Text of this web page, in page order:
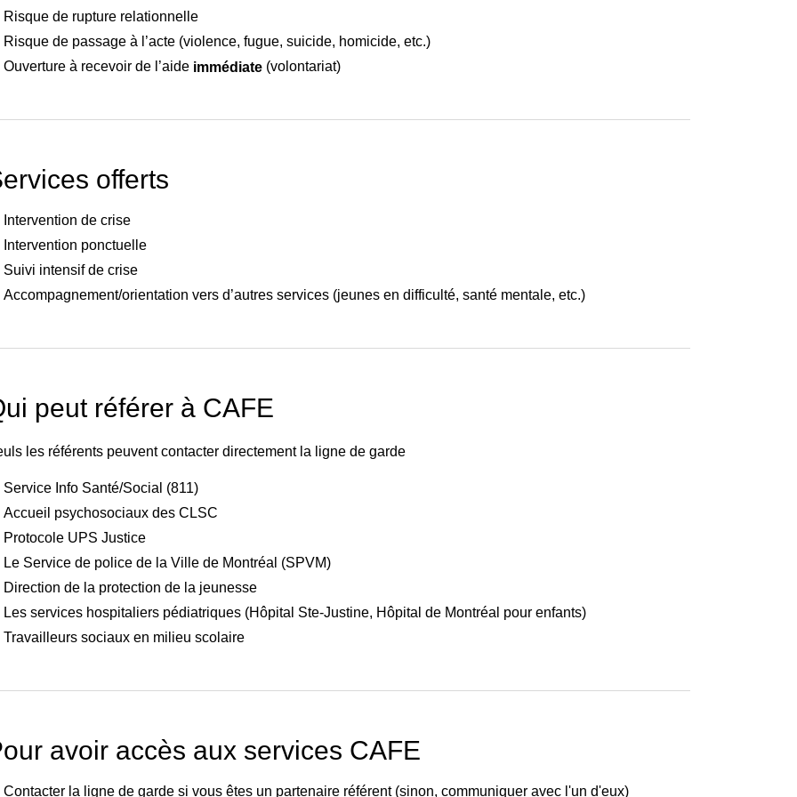
Risque de rupture relationnelle
Risque de passage à l’acte (violence, fugue, suicide, homicide, etc.)
Ouverture à recevoir de l’aide immédiate (volontariat)
offerts
Intervention de crise
Intervention ponctuelle
Suivi intensif de crise
Accompagnement/orientation vers d’autres services (jeunes en difficulté, santé mentale, etc.)
peut référer à CAFE
les référents peuvent contacter directement la ligne de garde
Service Info Santé/Social (811)
Accueil psychosociaux des CLSC
Protocole UPS Justice
Le Service de police de la Ville de Montréal (SPVM)
Direction de la protection de la jeunesse
Les services hospitaliers pédiatriques (Hôpital Ste-Justine, Hôpital de Montréal pour enfants)
Travailleurs sociaux en milieu scolaire
avoir accès aux services CAFE
Contacter la ligne de garde si vous êtes un partenaire référent (sinon, communiquer avec l'un d'eux)